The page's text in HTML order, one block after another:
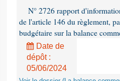
N° 2726 rapport
de l'article 146 du règlement,
budgétaire sur la balance
Date de
dépôt :
05/06/2024